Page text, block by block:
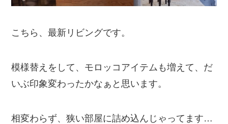
こちら、最新リビングです。
模様替えをして、モロッコアイテムも増えて、だ
いぶ印象変わったかなぁと思います。
相変わらず、狭い部屋に詰め込んじゃってます…